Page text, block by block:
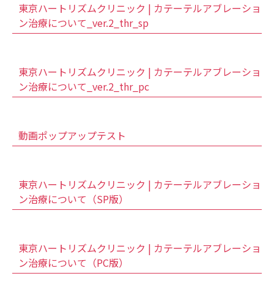
東京ハートリズムクリニック | カテーテルアブレーショ
ン治療について_ver.2_thr_sp
東京ハートリズムクリニック | カテーテルアブレーショ
ン治療について_ver.2_thr_pc
動画ポップアップテスト
東京ハートリズムクリニック | カテーテルアブレーショ
ン治療について（SP版）
東京ハートリズムクリニック | カテーテルアブレーショ
ン治療について（PC版）